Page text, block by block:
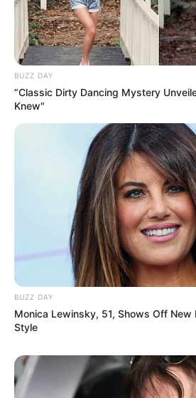
englischen Aristokraten.
pedia.org/wiki/Schloss
Weitere Schlösser und
Dreifelden sind auch unter
PfalzundBurgen in
Sehenswürdigkeiten in und
älder Seenplatte). Außerdem
dt- und Erlebnisführungen
Die schönsten Schlösser und
Deutschland:
BUZZ DAY
“Classic Dirty Dancing Mystery
Knew"
BUZZ DAY
Monica Lewinsky, 51, Shows Off New
Style